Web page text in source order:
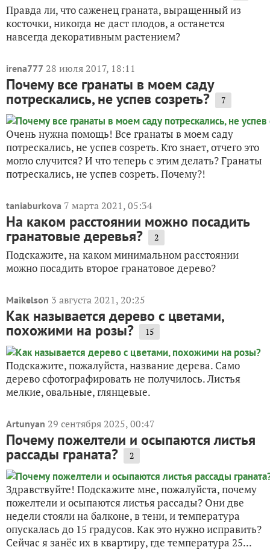
Правда ли, что саженец граната, выращенный из
косточки, никогда не даст плодов, а останется
навсегда декоративным растением?
irena777 28 июля 2017, 18:11
Почему все гранаты в моем саду
потрескались, не успев созреть? 7
Очень нужна помощь! Все гранаты в моем саду
потрескались, не успев созреть. Кто знает, отчего это
могло случится? И что теперь с этим делать? Гранаты
потрескались, не успев созреть. Почему?!
taniaburkova 7 марта 2021, 05:34
На каком расстоянии можно посадить
гранатовые деревья? 2
Подскажите, на каком минимальном расстоянии
можно посадить второе гранатовое дерево?
Maikelson 3 августа 2021, 20:25
Как называется дерево с цветами,
похожими на розы? 15
Подскажите, пожалуйста, название дерева. Само
дерево сфотографировать не получилось. Листья
мелкие, овальные, глянцевые.
Artunyan 29 сентября 2025, 00:47
Почему пожелтели и осыпаются листья
рассады граната? 2
Здравствуйте! Подскажите мне, пожалуйста, почему
пожелтели и осыпаются листья рассады? Они две
недели стояли на балконе, в тени, и температура
опускалась до 15 градусов. Как это нужно исправить?
Сейчас я занёс их в квартиру, где температура 25...